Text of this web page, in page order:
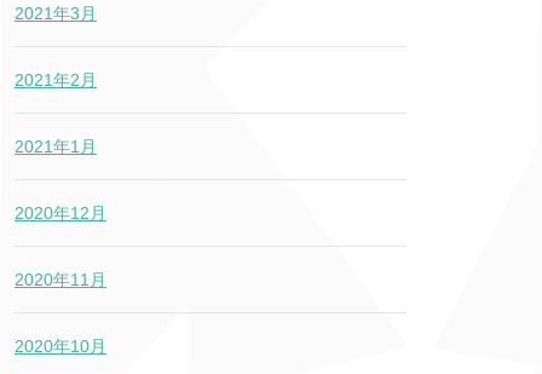
2021年3月
2021年2月
2021年1月
2020年12月
2020年11月
2020年10月